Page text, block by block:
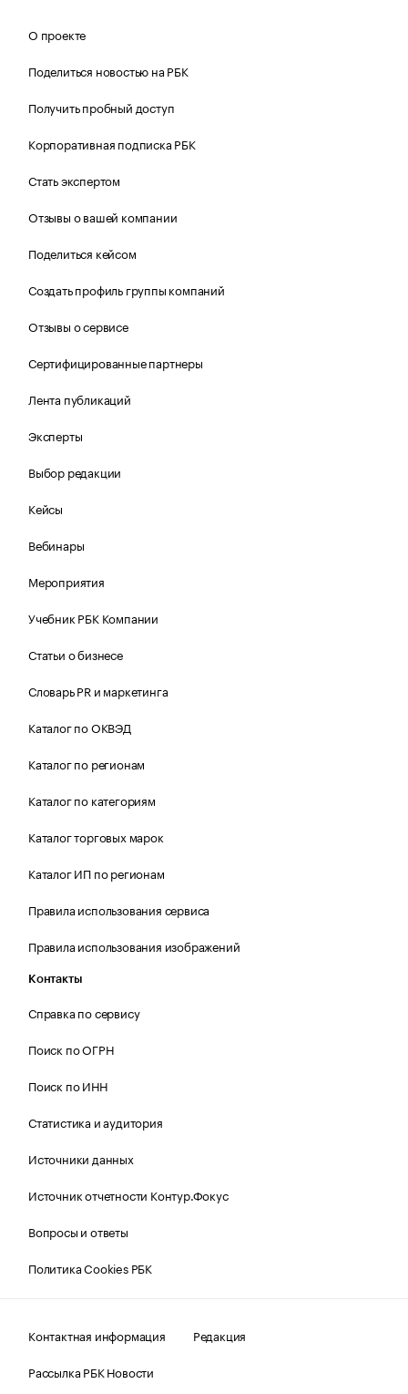
О проекте
Поделиться новостью на РБК
Получить пробный доступ
Корпоративная подписка РБК
Стать экспертом
Отзывы о вашей компании
Поделиться кейсом
Создать профиль группы компаний
Отзывы о сервисе
Сертифицированные партнеры
Лента публикаций
Эксперты
Выбор редакции
Кейсы
Вебинары
Мероприятия
Учебник РБК Компании
Статьи о бизнесе
Словарь PR и маркетинга
Каталог по ОКВЭД
Каталог по регионам
Каталог по категориям
Каталог торговых марок
Каталог ИП по регионам
Правила использования сервиса
Правила использования изображений
Контакты
Справка по сервису
Поиск по ОГРН
Поиск по ИНН
Статистика и аудитория
Источники данных
Источник отчетности Контур.Фокус
Вопросы и ответы
Политика Cookies РБК
Контактная информация
Редакция
Рассылка РБК Новости